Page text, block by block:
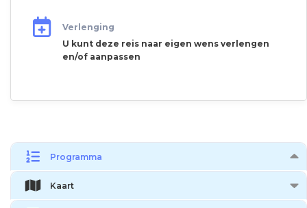
Verlenging
U kunt deze reis naar eigen wens verlengen
en/of aanpassen
Programma
Kaart